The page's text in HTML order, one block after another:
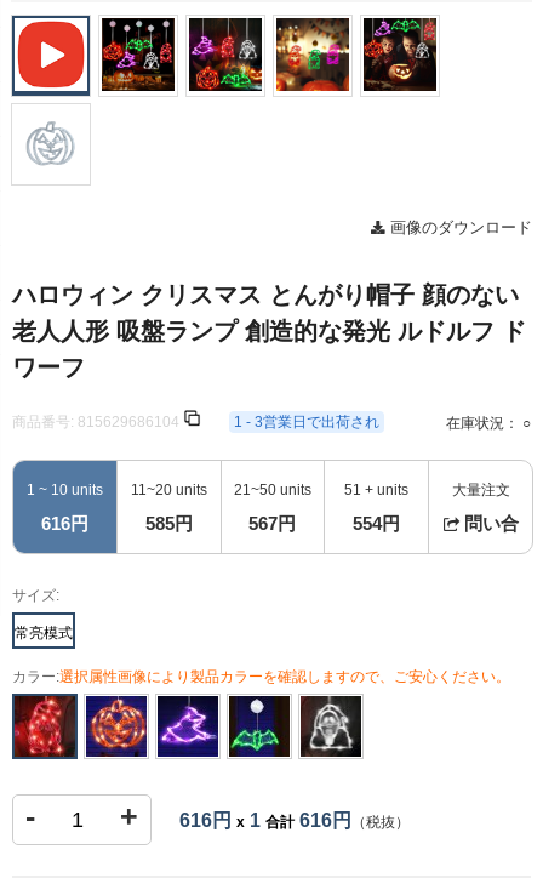
画像のダウンロード
ハロウィン クリスマス とんがり帽子 顔のない
老人人形 吸盤ランプ 創造的な発光 ルドルフ ド
ワーフ
商品番号: 815629686104 1 - 3営業日で出荷され 在庫状況： ○
1 ~ 10 units
616円
11~20 units
585円
21~50 units
567円
51 + units
554円
大量注文
問い合
サイズ:
常亮模式
カラー:選択属性画像により製品カラーを確認しますので、ご安心ください。
- + 616円 x 1 合計616円 （税抜）